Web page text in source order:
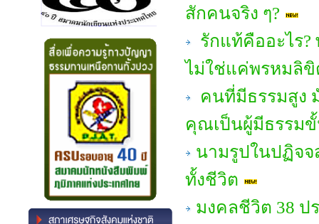
สักคนจริง ๆ?
รักแท้คืออะไร
ไม่ใช่แค่พรหมลิ
คนที่มีธรรมสูง
คุณเป็นผู้มีธรรม
นามรูปในปฏิจจ
ทั้งชีวิต
มงคลชีวิต 38 ป